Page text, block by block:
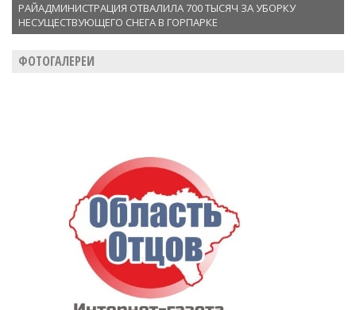
РАЙАДМИНИСТРАЦИЯ ОТВАЛИЛА 700 ТЫСЯЧ ЗА УБОРКУ
НЕСУЩЕСТВУЮЩЕГО СНЕГА В ГОРПАРКЕ
ФОТОГАЛЕРЕИ